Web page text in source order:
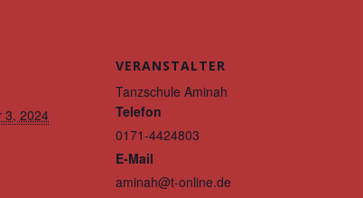
3, 2024
VERANSTALTER
Tanzschule Aminah
Telefon
0171-4424803
E-Mail
aminah@t-online.de